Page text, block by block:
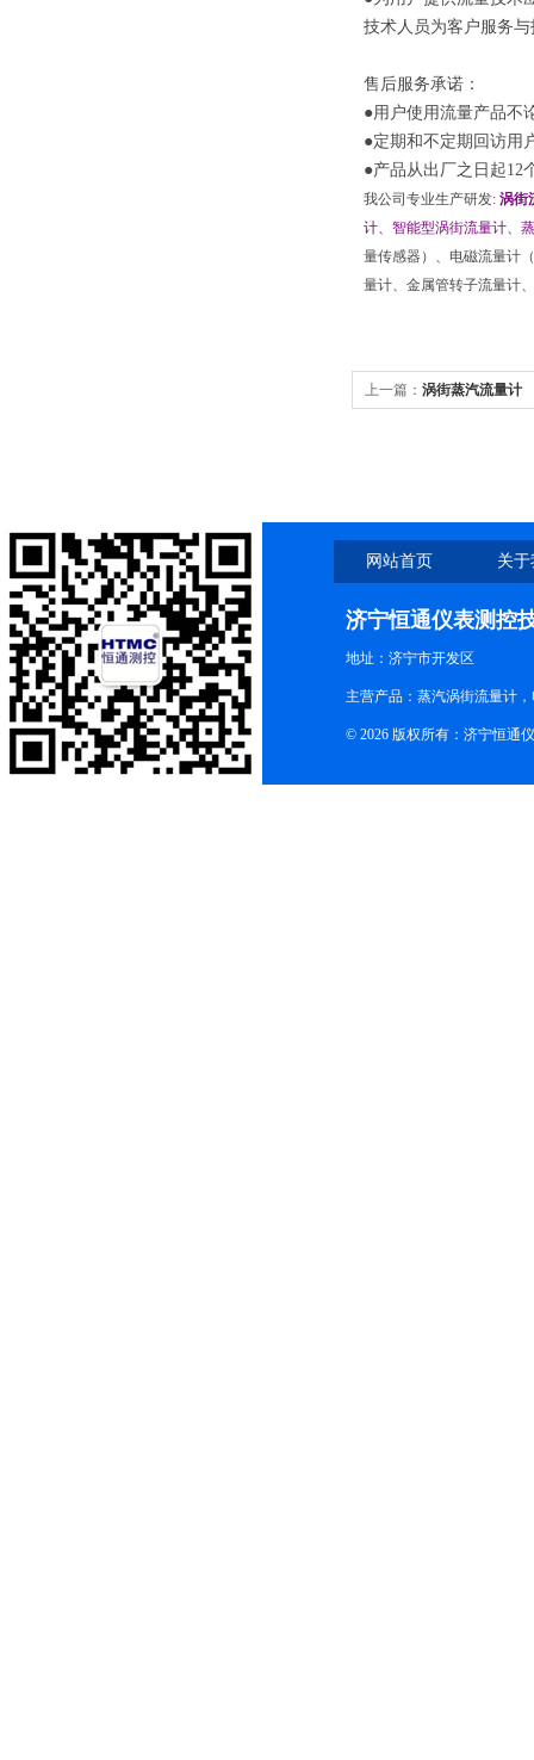
技术人员为客户服务
售后服务承诺：
●用户使用流量产品不
●定期和不定期回访用
●产品从出厂之日起12
我公司专业生产研发: 涡街
计、智能型涡街流量计、
量传感器）、电磁流量计
量计、金属管转子流量计
上一篇： 涡街蒸汽流量计
网站首页 关
济宁恒通仪表测控
地址：济宁市开发区
主营产品：蒸汽涡街流量计
© 2026 版权所有：济宁恒通